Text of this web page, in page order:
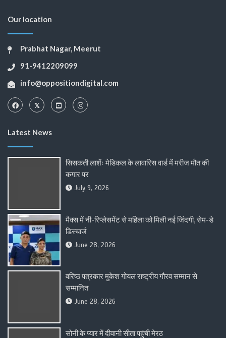
Our location
Prabhat Nagar, Meerut
91-9412209099
info@oppositiondigital.com
Latest News
सिसकती लाशेंः मेडिकल के लावारिस वार्ड में मरीज मौत की
कगार पर
July 9, 2026
मैक्स में नी-रिप्लेसमेंट से महिला को मिली नई जिंदगी, सेम-डे
डिस्चार्ज
June 28, 2026
वरिष्ठ पत्रकार मुकेश गोयल राष्ट्रीय गौरव सम्मान से
सम्मानित
June 28, 2026
सोनी के प्यार में दीवानी सीता पहुंची मेरठ